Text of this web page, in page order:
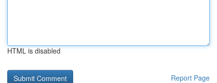
HTML is disabled
Report Page